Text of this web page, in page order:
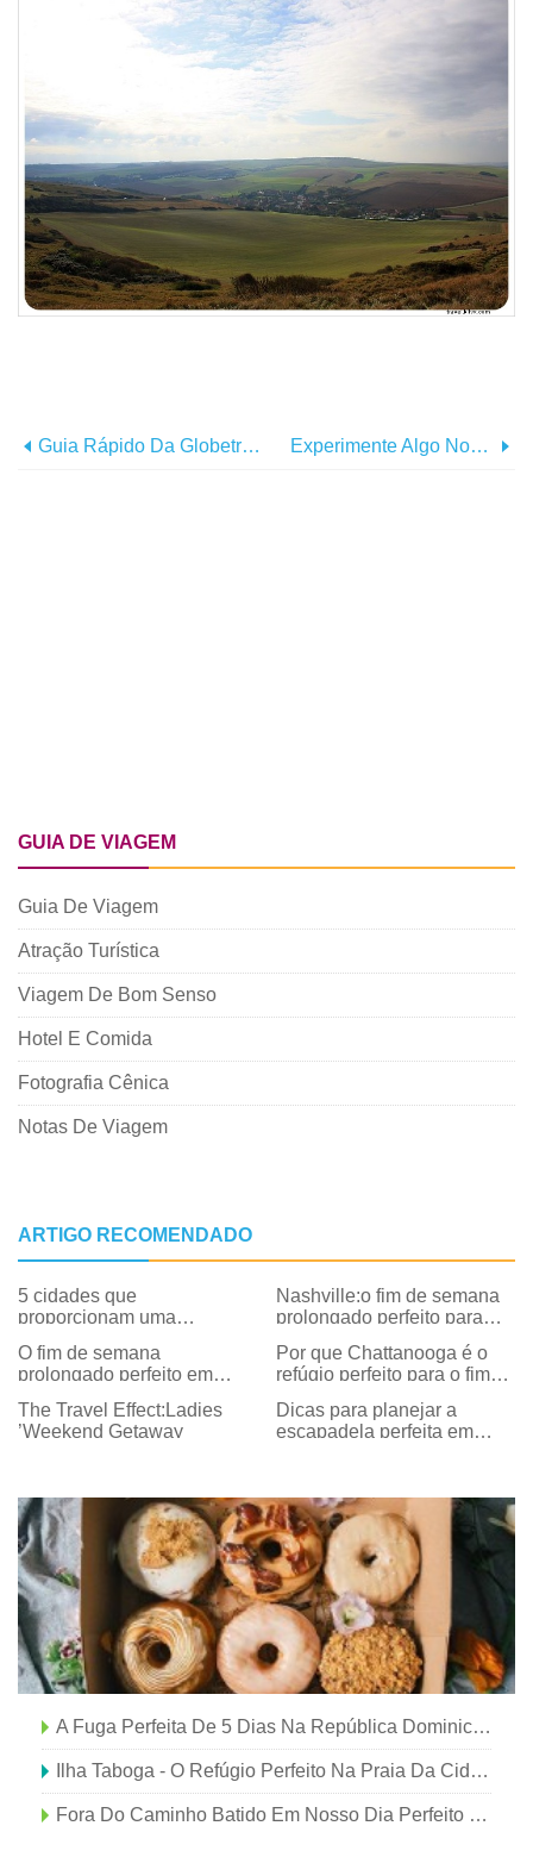
Guia Rápido Da Globetrottergirls Para O Novo Terminal 2 De Heathrow Experimente Algo Novo - Viaje Para Um Destino Misterioso!
GUIA DE VIAGEM
Guia De Viagem
Atração Turística
Viagem De Bom Senso
Hotel E Comida
Fotografia Cênica
Notas De Viagem
ARTIGO RECOMENDADO
5 cidades que
proporcionam uma
semana perfeita
Nashville:o fim de semana
prolongado perfeito para
O fim de semana
prolongado perfeito em
Por que Chattanooga é o
refúgio perfeito para o fim
Nashville
The Travel Effect:Ladies
’Weekend Getaway
Dicas para planejar a
escapadela perfeita em
A Fuga Perfeita De 5 Dias Na República Dominicana
Ilha Taboga - O Refúgio Perfeito Na Praia Da Cidade Do Panamá
Fora Do Caminho Batido Em Nosso Dia Perfeito Em Londres